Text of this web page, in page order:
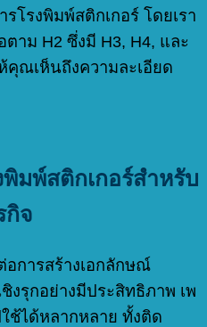
โรงพิมพ์สติกเกอร์ โดยเรา
าม H2 ซึ่งมี H3, H4, และ
คุณเห็นถึงความละเอียด
มพ์สติกเกอร์สำหรับ
กิจ
อการสร้างเอกลักษณ์
งรุกอย่างมีประสิทธิภาพ เพ
ช้ได้หลากหลาย ทั้งติด